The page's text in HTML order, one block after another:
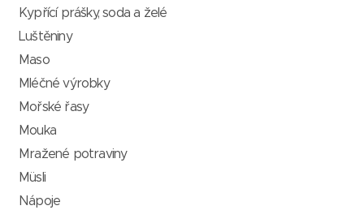
Kypřící prášky, soda a želé
Luštěniny
Maso
Mléčné výrobky
Mořské řasy
Mouka
Mražené potraviny
Müsli
Nápoje